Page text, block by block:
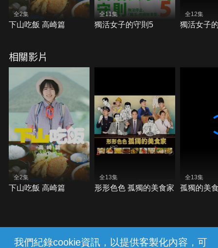
我們紀錄cookie資訊，以提供客製化內容，可
全2集
下山吃飯 高崎篇
全11集
獨活女子的守則5
全12集
獨活女子
相關影片
全2集
下山吃飯 高崎篇
全13集
形形色色 孤獨的美食家
全13集
孤獨的美
{{notifyMsg}}